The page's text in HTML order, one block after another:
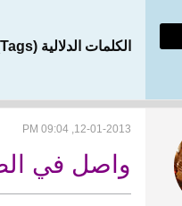
الكلمات الدلالية (Tags):
12-01-2013, 09:04 PM
واصل في